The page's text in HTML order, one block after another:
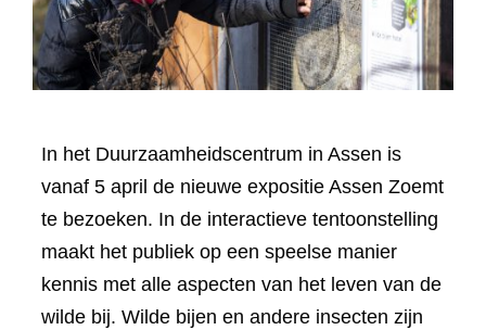
In het Duurzaamheidscentrum in Assen is
vanaf 5 april de nieuwe expositie Assen Zoemt
te bezoeken. In de interactieve tentoonstelling
maakt het publiek op een speelse manier
kennis met alle aspecten van het leven van de
wilde bij. Wilde bijen en andere insecten zijn